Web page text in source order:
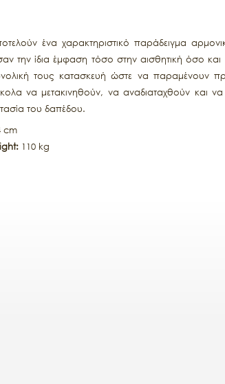
ένα χαρακτηριστικό παράδειγμα
την ίδια έμφαση τόσο στην αισθητική όσο
τους κατασκευή ώστε να παραμένουν
να μετακινηθούν, να αναδιαταχθούν και
του δαπέδου.
cm
110 kg